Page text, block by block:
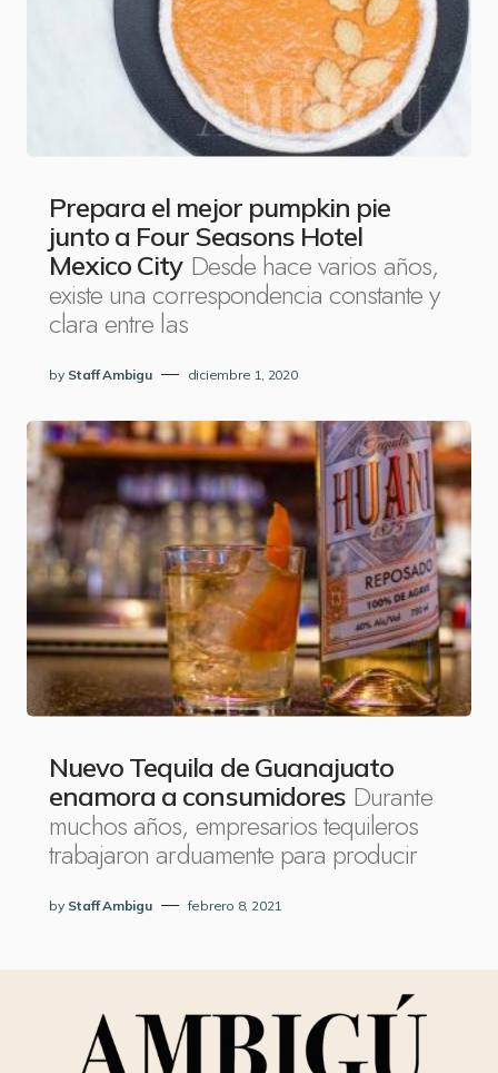
Prepara el mejor pumpkin pie
junto a Four Seasons Hotel
Mexico City Desde hace varios años,
existe una correspondencia constante y
clara entre las
by Staff Ambigu diciembre 1, 2020
Nuevo Tequila de Guanajuato
enamora a consumidores Durante
muchos años, empresarios tequileros
trabajaron arduamente para producir
by Staff Ambigu febrero 8, 2021